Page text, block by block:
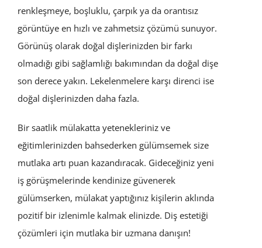
renkleşmeye, boşluklu, çarpık ya da orantısız
görüntüye en hızlı ve zahmetsiz çözümü sunuyor.
Görünüş olarak doğal dişlerinizden bir farkı
olmadığı gibi sağlamlığı bakımından da doğal dişe
son derece yakın. Lekelenmelere karşı direnci ise
doğal dişlerinizden daha fazla.
Bir saatlik mülakatta yetenekleriniz ve
eğitimlerinizden bahsederken gülümsemek size
mutlaka artı puan kazandıracak. Gideceğiniz yeni
iş görüşmelerinde kendinize güvenerek
gülümserken, mülakat yaptığınız kişilerin aklında
pozitif bir izlenimle kalmak elinizde. Diş estetiği
çözümleri için mutlaka bir uzmana danışın!